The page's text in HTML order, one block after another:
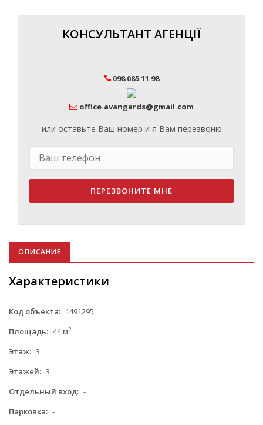
КОНСУЛЬТАНТ АГЕНЦІЇ
098 085 11 98
office.avangards@gmail.com
или оставьте Ваш номер и я Вам перезвоню
ПЕРЕЗВОНИТЕ МНЕ
ОПИСАНИЕ
Характеристики
Код объекта: 1491295
Площадь: 44 м2
Этаж: 3
Этажей: 3
Отдельный вход: -
Парковка: -